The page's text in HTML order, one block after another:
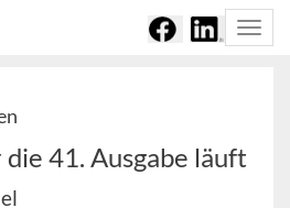
41. Ausgabe läuft